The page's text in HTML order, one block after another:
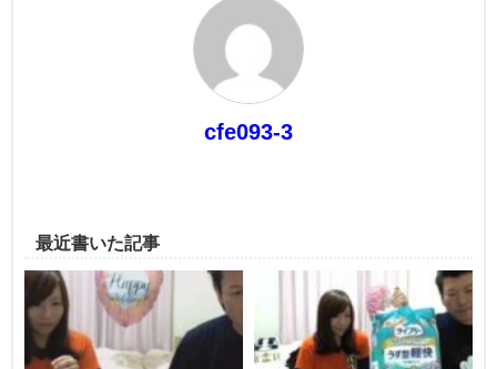
cfe093-3
最近書いた記事